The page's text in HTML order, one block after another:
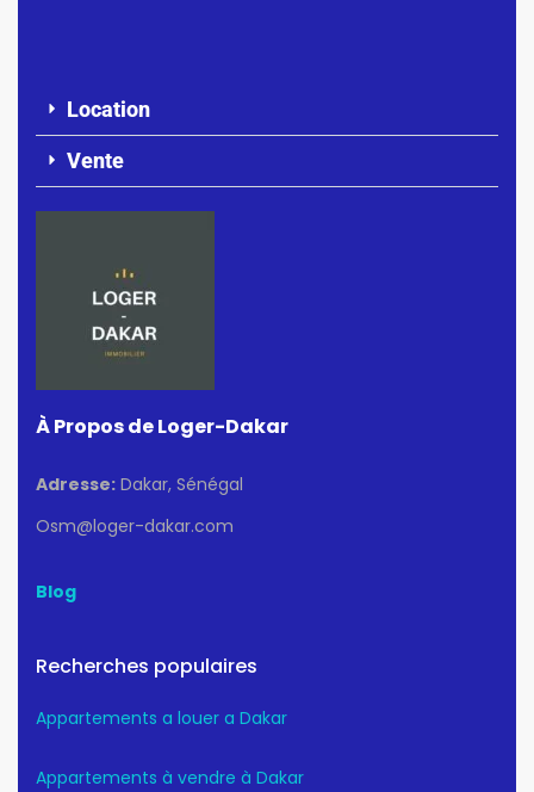
Location
Vente
À Propos de Loger-Dakar
Adresse: Dakar, Sénégal
Osm@loger-dakar.com
Blog
Recherches populaires
Appartements a louer a Dakar
Appartements à vendre à Dakar